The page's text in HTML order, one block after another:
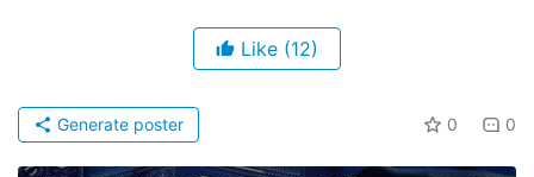
Like (12)
0 0
Generate poster